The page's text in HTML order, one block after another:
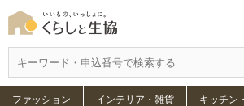
ファッション インテリア・雑貨 キッチン